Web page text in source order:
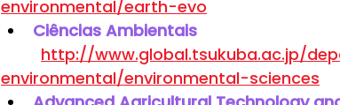
environmental/earth-evo
Ciências Ambientais
http://www.global.tsukuba.ac.jp/
environmental/environmental-sciences